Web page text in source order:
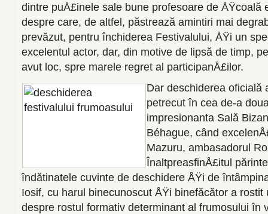
dintre puÅ£inele sale bune profesoare de ÅŸcoală
despre care, de altfel, păstrează amintiri mai
prevăzut, pentru închiderea Festivalului, ÅŸi un
excelentul actor, dar, din motive de lipsă de timp,
avut loc, spre marele regret al participanÅ£ilor.
Dar deschiderea oficială
petrecut în cea de-a
impresionanta Sală
Béhague, când
Mazuru, ambasadorul
ÎnaltpreasfinÅ£itul
îndătinatele cuvinte de deschidere ÅŸi de
Iosif, cu harul binecunoscut ÅŸi binefăcător a
despre rostul formativ determinant al frumosului în